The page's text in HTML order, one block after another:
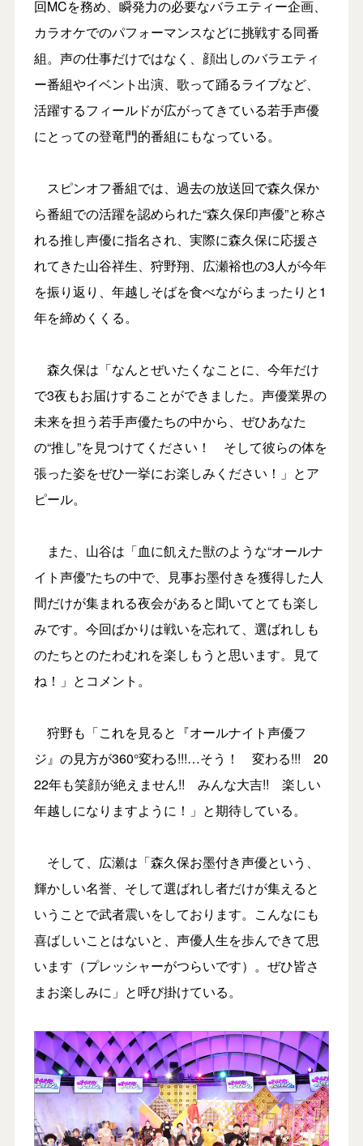
回MCを務め、瞬発力の必要なバラエティー企画、
カラオケでのパフォーマンスなどに挑戦する同番
組。声の仕事だけではなく、顔出しのバラエティ
ー番組やイベント出演、歌って踊るライブなど、
活躍するフィールドが広がってきている若手声優
にとっての登竜門的番組にもなっている。
スピンオフ番組では、過去の放送回で森久保か
ら番組での活躍を認められた“森久保印声優”と称さ
れる推し声優に指名され、実際に森久保に応援さ
れてきた山谷祥生、狩野翔、広瀬裕也の3人が今年
を振り返り、年越しそばを食べながらまったりと1
年を締めくくる。
森久保は「なんとぜいたくなことに、今年だけ
で3夜もお届けすることができました。声優業界の
未来を担う若手声優たちの中から、ぜひあなた
の“推し”を見つけてください！ そして彼らの体を
張った姿をぜひ一挙にお楽しみください！」とア
ピール。
また、山谷は「血に飢えた獣のような“オールナ
イト声優”たちの中で、見事お墨付きを獲得した人
間だけが集まれる夜会があると聞いてとても楽し
みです。今回ばかりは戦いを忘れて、選ばれしも
のたちとのたわむれを楽しもうと思います。見て
ね！」とコメント。
狩野も「これを見ると『オールナイト声優フ
ジ』の見方が360°変わる!!!…そう！ 変わる!!! 20
22年も笑顔が絶えません!! みんな大吉!! 楽しい
年越しになりますように！」と期待している。
そして、広瀬は「森久保お墨付き声優という、
輝かしい名誉、そして選ばれし者だけが集えると
いうことで武者震いをしております。こんなにも
喜ばしいことはないと、声優人生を歩んできて思
います（プレッシャーがつらいです）。ぜひ皆さ
まお楽しみに」と呼び掛けている。